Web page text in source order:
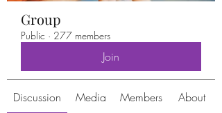
Group
Public · 277 members
Join
Discussion Media Members About